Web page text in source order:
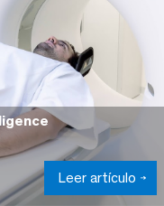
Leer artículo